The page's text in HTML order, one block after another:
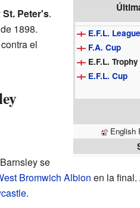
E.F.L.
F.A. Cup
E.F.L. Trophy
E.F.L. Cup
English
Peter's.
1898.
el
se
Bromwich Albion en la final.
.